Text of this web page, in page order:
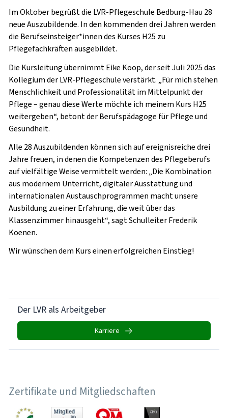
Im Oktober begrüßt die LVR-Pflegeschule Bedburg-Hau 28
neue Auszubildende. In den kommenden drei Jahren werden
die Berufseinsteiger*innen des Kurses H25 zu
Pflegefachkräften ausgebildet.
Die Kursleitung übernimmt Eike Koop, der seit Juli 2025 das
Kollegium der LVR-Pflegeschule verstärkt. „Für mich stehen
Menschlichkeit und Professionalität im Mittelpunkt der
Pflege – genau diese Werte möchte ich meinem Kurs H25
weitergeben“, betont der Berufspädagoge für Pflege und
Gesundheit.
Alle 28 Auszubildenden können sich auf ereignisreiche drei
Jahre freuen, in denen die Kompetenzen des Pflegeberufs
auf vielfältige Weise vermittelt werden: „Die Kombination
aus modernem Unterricht, digitaler Ausstattung und
internationalen Austauschprogrammen macht unsere
Ausbildung zu einer Erfahrung, die weit über das
Klassenzimmer hinausgeht“, sagt Schulleiter Frederik
Koenen.
Wir wünschen dem Kurs einen erfolgreichen Einstieg!
Der LVR als Arbeitgeber
Karriere
Zertifikate und Mitgliedschaften